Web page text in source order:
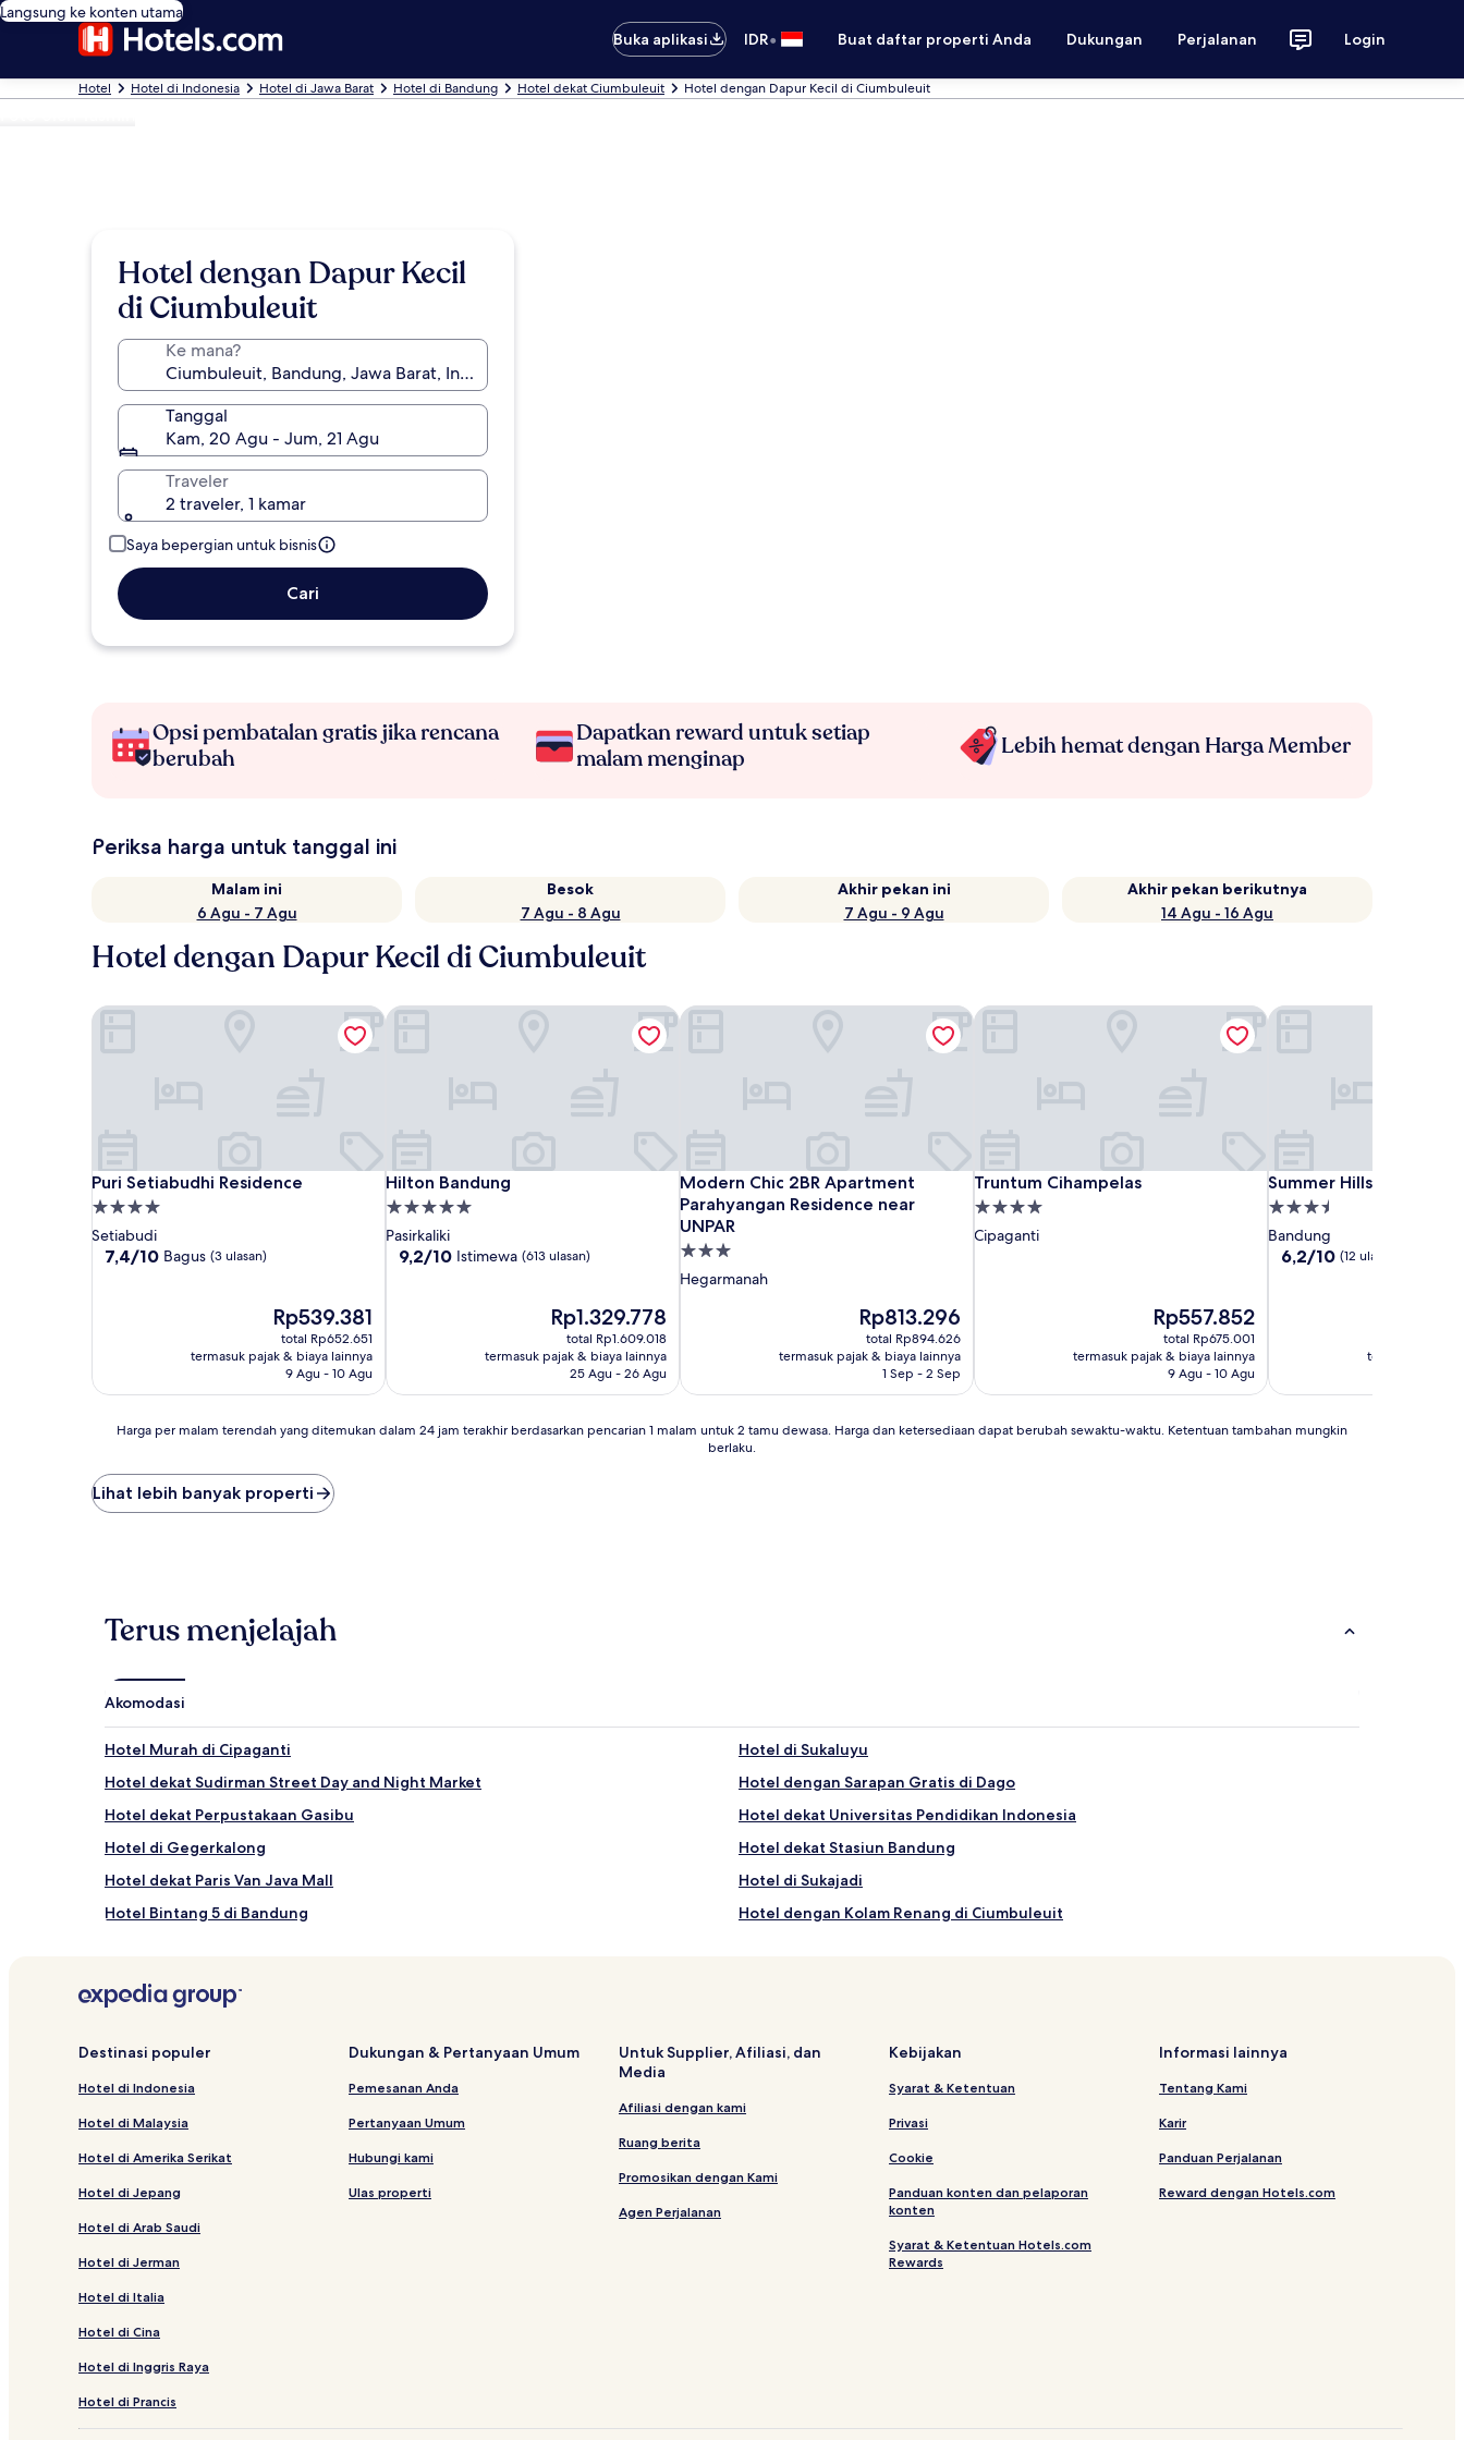
Langsung ke konten utama
Buka aplikasi
IDR• Buat daftar properti Anda Dukungan Perjalanan Login
Hotel Hotel di Indonesia Hotel di Jawa Barat Hotel di Bandung Hotel dekat Ciumbuleuit Hotel dengan Dapur Kecil di Ciumbuleuit
Hotel dengan Dapur Kecil
di Ciumbuleuit
Ke mana?
Tanggal
Kam, 20 Agu - Jum, 21 Agu
Traveler
2 traveler, 1 kamar
Saya bepergian untuk bisnis
Cari
Opsi pembatalan gratis jika rencana
berubah
Dapatkan reward untuk setiap
malam menginap
Lebih hemat dengan Harga Member
Periksa harga untuk tanggal ini
Malam ini
6 Agu - 7 Agu
Besok
7 Agu - 8 Agu
Akhir pekan ini
7 Agu - 9 Agu
Akhir pekan berikutnya
14 Agu - 16 Agu
Hotel dengan Dapur Kecil di Ciumbuleuit
Puri Setiabudhi Residence
Puri Setiabudhi Residence
Properti
bintang
4.0
Setiabudi
7.4
7,4/10 Bagus (3 ulasan)
Harga
sekarang
Rp539.381
Rp539.381
total Rp652.651
termasuk pajak & biaya lainnya
9 Agu - 10 Agu
Puri Setiabudhi Residence
Hilton Bandung
Hilton Bandung
Properti
bintang
5.0
Pasirkaliki
9.2
9,2/10 Istimewa (613 ulasan)
Harga
sekarang
Rp1.329.778
Rp1.329.778
total Rp1.609.018
termasuk pajak & biaya lainnya
25 Agu - 26 Agu
Hilton Bandung
Modern Chic 2BR Apartment
Parahyangan Residence near
UNPAR
Modern Chic 2BR Apartment Parahyangan Residence near UNPAR
Properti
bintang
Hegarmanah
Harga
sekarang
Rp813.296
Rp813.296
total Rp894.626
termasuk pajak & biaya lainnya
1 Sep - 2 Sep
Modern Chic 2BR Apartment Parahyangan Residence near UNPAR
Truntum Cihampelas
Truntum Cihampelas
Properti
bintang
Cipaganti
Harga
sekarang
Rp557.852
Rp557.852
total Rp675.001
termasuk pajak & biaya lainnya
9 Agu - 10 Agu
Truntum Cihampelas
Summer Hills Hotel
Summer Hills Hotel
Properti
bintang
3.5
Bandung
6.2
6,2/10 (12 ulasan)
termasuk pajak
Summer Hills Hotel
Harga
malam
terendah
yang
berdasarkan
pencarian
malam
untuk
tamu
dewasa.
Harga
ketersediaan
dapat
berubah
sewaktu-
Ketentuan
berlaku.
Harga per malam terendah yang ditemukan dalam 24 jam terakhir berdasarkan pencarian 1 malam untuk 2 tamu dewasa. Harga dan ketersediaan dapat berubah sewaktu-waktu. Ketentuan tambahan mungkin
berlaku.
Lihat lebih banyak properti
Terus menjelajah
Akomodasi
Hotel Murah di Cipaganti
Hotel di Sukaluyu
Hotel dekat Sudirman Street Day and Night Market
Hotel dengan Sarapan Gratis di Dago
Hotel dekat Perpustakaan Gasibu
Hotel dekat Universitas Pendidikan Indonesia
Hotel di Gegerkalong
Hotel dekat Stasiun Bandung
Hotel dekat Paris Van Java Mall
Hotel di Sukajadi
Hotel Bintang 5 di Bandung
Hotel dengan Kolam Renang di Ciumbuleuit
Hotel Keluarga dekat Jalan Cihampelas
Hotel di Setiabudi
Hotel dekat Factory Outlet Rumah Mode
Hotel dekat Pondok Pesantren Daarut Tauhid
Hotel dekat Museum Barli
Hotel Keluarga di Dago
Apartemen di Pasteur
Hotel dengan Tempat Parkir di Cipaganti
Hotel di Isola
Hotel dekat Stasiun Kiaracondong
Hotel dekat Lapangan Golf Mountain View
Hotel dekat Jawa Barat Culture Park
Hotel Bintang 3 di Pasteur
Apartemen di Dago
Hotel dekat Universitas Kristen Maranatha
Destinasi populer
Hotel di Indonesia
Hotel di Malaysia
Hotel di Amerika Serikat
Hotel di Jepang
Hotel di Arab Saudi
Hotel di Jerman
Hotel di Italia
Hotel di Cina
Hotel di Inggris Raya
Hotel di Prancis
Dukungan & Pertanyaan Umum
Pemesanan Anda
Pertanyaan Umum
Hubungi kami
Ulas properti
Untuk Supplier, Afiliasi, dan
Media
Afiliasi dengan kami
Ruang berita
Promosikan dengan Kami
Agen Perjalanan
Kebijakan
Syarat & Ketentuan
Privasi
Cookie
Panduan konten dan pelaporan
konten
Syarat & Ketentuan Hotels.com
Rewards
Informasi lainnya
Tentang Kami
Karir
Panduan Perjalanan
Reward dengan Hotels.com